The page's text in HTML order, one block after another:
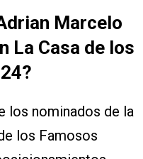
Marcelo
La Casa de los
los nominados de la
los Famosos